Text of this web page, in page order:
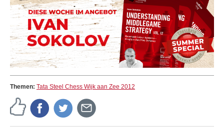
Themen: Tata Steel Chess Wijk aan Zee 2012